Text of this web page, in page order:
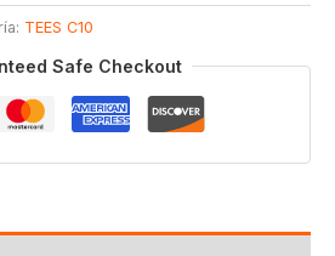
TEES C10
Safe Checkout